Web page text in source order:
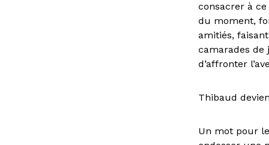
consacrer à
du moment,
amitiés,
camarades de
d’affronter
Thibaud
Un mot pour